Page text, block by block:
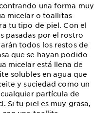
una forma muy
micelar o toallitas
tu tipo de piel. Con el
pasadas por el rostro
todos los restos de
que se hayan podido
micelar está llena de
solubles en agua que
y suciedad como un
partícula de
Si tu piel es muy grasa,